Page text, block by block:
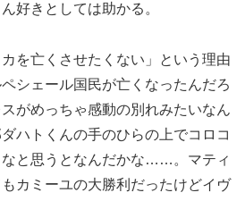
好きとしては助かる。
カを亡くさせたくない」という理由
シェール国民が亡くなったんだろ
がめっちゃ感動の別れみたいなん
ハトくんの手のひらの上でコロコ
なと思うとなんだかな……。マティ
カミーユの大勝利だったけどイヴ